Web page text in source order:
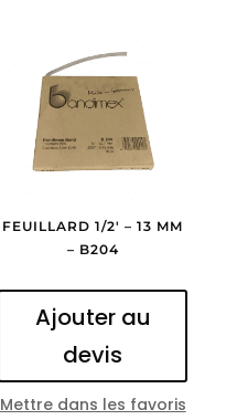
FEUILLARD 1/2′ – 13 MM
– B204
Ajouter au
devis
Mettre dans les favoris